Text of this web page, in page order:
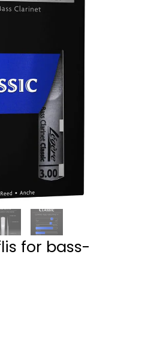
for bass-